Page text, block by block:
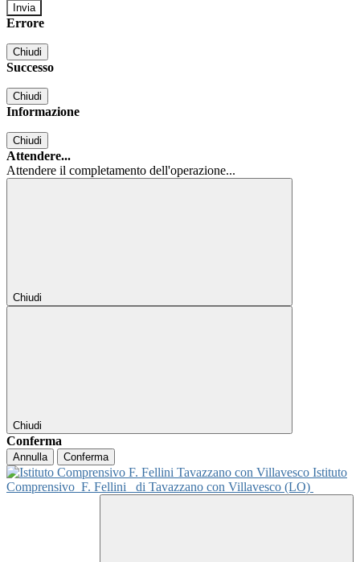
Errore
Chiudi
Successo
Chiudi
Informazione
Chiudi
Attendere...
Attendere il completamento dell'operazione...
Chiudi
Chiudi
Conferma
Annulla Conferma
Istituto
Comprensivo F. Fellini di Tavazzano con Villavesco (LO)